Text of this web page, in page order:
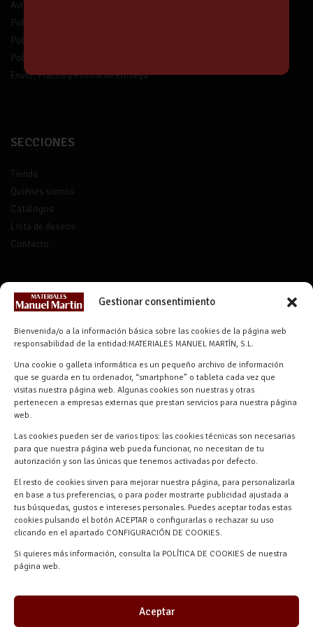
Gestionar consentimiento
Bienvenida/o a la información básica sobre las cookies de la página web
responsabilidad de la entidad:MATERIALES MANUEL MARTÍN, S.L.
Una cookie o galleta informática es un pequeño archivo de información
que se guarda en tu ordenador, “smartphone” o tableta cada vez que
visitas nuestra página web. Algunas cookies son nuestras y otras
pertenecen a empresas externas que prestan servicios para nuestra página
web.
Las cookies pueden ser de varios tipos: las cookies técnicas son necesarias
para que nuestra página web pueda funcionar, no necesitan de tu
autorización y son las únicas que tenemos activadas por defecto.
El resto de cookies sirven para mejorar nuestra página, para personalizarla
en base a tus preferencias, o para poder mostrarte publicidad ajustada a
tus búsquedas, gustos e intereses personales. Puedes aceptar todas estas
cookies pulsando el botón ACEPTAR o configurarlas o rechazar su uso
clicando en el apartado CONFIGURACIÓN DE COOKIES.
Si quieres más información, consulta la POLÍTICA DE COOKIES de nuestra
página web.
Aceptar
Aviso legal
Política de privacidad
Política de protección de datos
Política de devolución
Envío, Plazos y Forma de Entrega
SECCIONES
Tienda
Quiénes somos
Catálogos
Lista de deseos
Contacto
CONTACTO
info@materialesmanuelmartin.com
921 57 52 29
618 59 79 72 (Solo WhatsApp)
Materiales Manuel Martín Ctra.
Turégano-Navas de Oro, 47, 40280
Navalmanzano, Segovia, ESPAÑA
Desarrollado por